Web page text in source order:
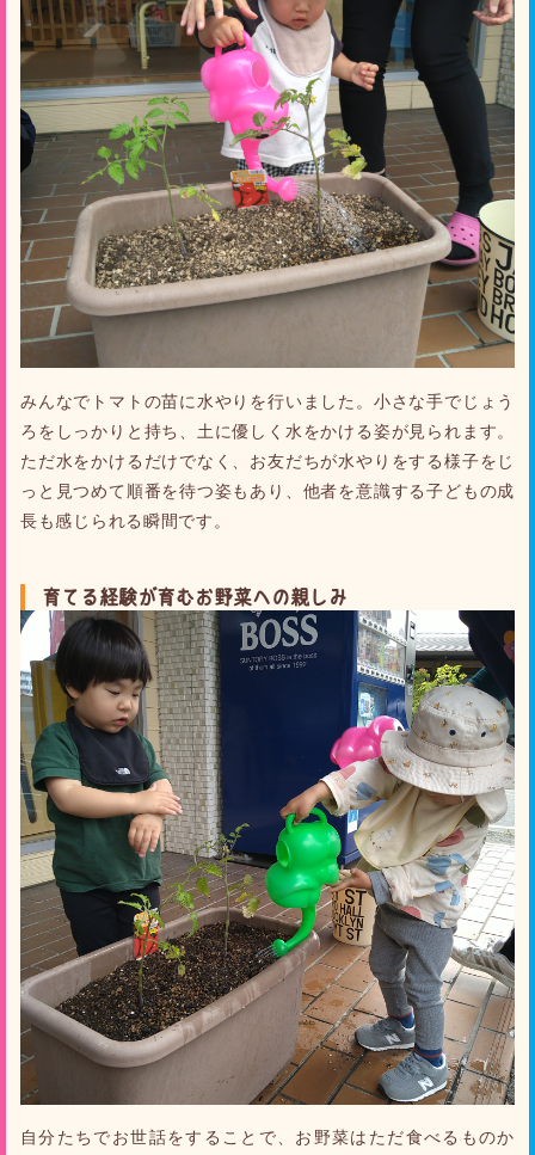
みんなでトマトの苗に水やりを行いました。小さな手でじょう
ろをしっかりと持ち、土に優しく水をかける姿が見られます。
ただ水をかけるだけでなく、お友だちが水やりをする様子をじ
っと見つめて順番を待つ姿もあり、他者を意識する子どもの成
長も感じられる瞬間です。
育てる経験が育むお野菜への親しみ
自分たちでお世話をすることで、お野菜はただ食べるものか